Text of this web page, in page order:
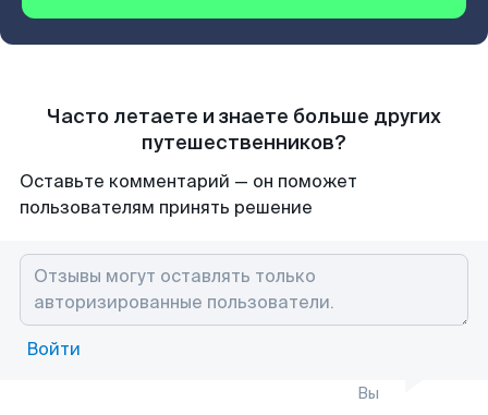
Часто летаете и знаете больше других
путешественников?
Оставьте комментарий — он поможет
пользователям принять решение
Войти
Вы